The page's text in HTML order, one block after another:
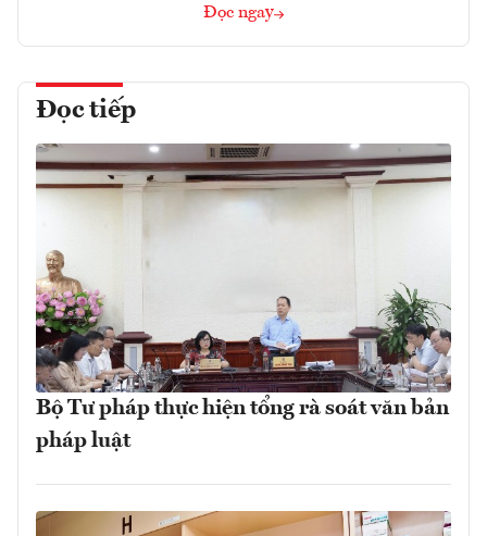
Đọc ngay
Đọc tiếp
Bộ Tư pháp thực hiện tổng rà soát văn bản
pháp luật